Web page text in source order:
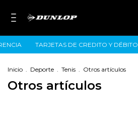
TARJETAS DE CREDITO Y DÉBITO
Inicio . Deporte . Tenis . Otros artículos
Otros artículos